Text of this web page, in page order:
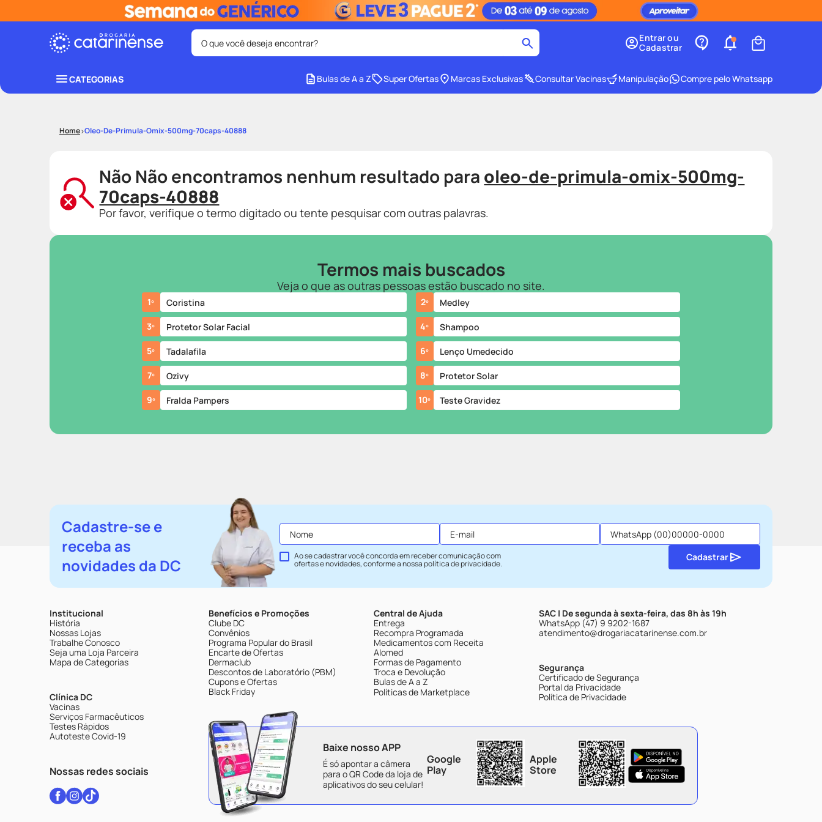
O que você deseja encontrar?
9 fralda pampers teste gravidez
Entrar ou
Cadastrar
CATEGORIAS Bulas de A a Z Super Ofertas Marcas Exclusivas Consultar Vacinas Manipulação Compre pelo Whatsapp
Oleo-De-Primula-Omix-500mg-70caps-40888
Não Não encontramos nenhum resultado para oleo-de-primula-omix-500mg-
70caps-40888
Por favor, verifique o termo digitado ou tente pesquisar com outras palavras.
Termos mais buscados
Veja o que as outras pessoas estão buscado no site.
1º Coristina 2º Medley
3º Protetor Solar Facial 4º Shampoo
5º Tadalafila 6º Lenço Umedecido
7º Ozivy 8º Protetor Solar
9º Fralda Pampers 10º Teste Gravidez
Cadastre-se e
receba as
novidades da DC
Ao se cadastrar você concorda em receber comunicação com
ofertas e novidades, conforme a nossapolítica de privacidade.
Cadastrar
Institucional
História
Nossas Lojas
Trabalhe Conosco
Seja uma Loja Parceira
Mapa de Categorias
Clínica DC
Vacinas
Serviços Farmacêuticos
Testes Rápidos
Autoteste Covid-19
Nossas redes sociais
Benefícios e Promoções
Clube DC
Convênios
Programa Popular do Brasil
Encarte de Ofertas
Dermaclub
Descontos de Laboratório (PBM)
Cupons e Ofertas
Black Friday
Central de Ajuda
Entrega
Recompra Programada
Medicamentos com Receita
Alomed
Formas de Pagamento
Troca e Devolução
Bulas de A a Z
Políticas de Marketplace
SAC | De segunda à sexta-feira, das 8h às 19h
WhatsApp (47) 9 9202-1687
atendimento@drogariacatarinense.com.br
Segurança
Certificado de Segurança
Portal da Privacidade
Política de Privacidade
Baixe nosso APP
É só apontar a câmera
para o QR Code da loja de
aplicativos do seu celular!
Google
Play
Apple
Store